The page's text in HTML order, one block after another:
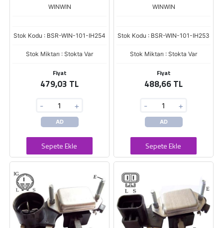
KAPASITORLU VR-H2000-40
WINWIN
Stok Kodu : BSR-WIN-101-IH254
Stok Miktarı : Stokta Var
Fiyat
479,03 TL
- +
AD
Sepete Ekle
H2000-29B
WINWIN
Stok Kodu : BSR-WIN-101-IH253
Stok Miktarı : Stokta Var
Fiyat
488,66 TL
- +
AD
Sepete Ekle